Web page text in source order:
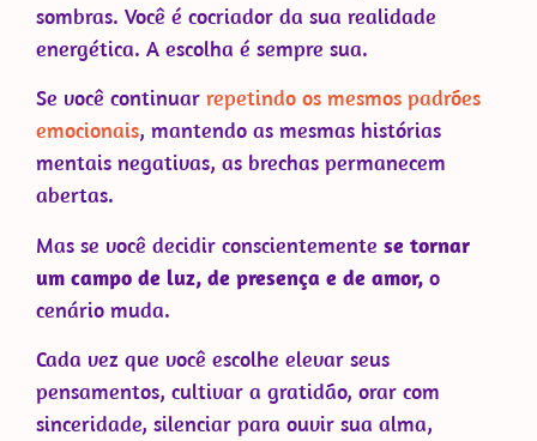
sombras. Você é cocriador da sua realidade
energética. A escolha é sempre sua.
Se você continuar repetindo os mesmos padrões
emocionais, mantendo as mesmas histórias
mentais negativas, as brechas permanecem
abertas.
Mas se você decidir conscientemente se tornar
um campo de luz, de presença e de amor, o
cenário muda.
Cada vez que você escolhe elevar seus
pensamentos, cultivar a gratidão, orar com
sinceridade, silenciar para ouvir sua alma,